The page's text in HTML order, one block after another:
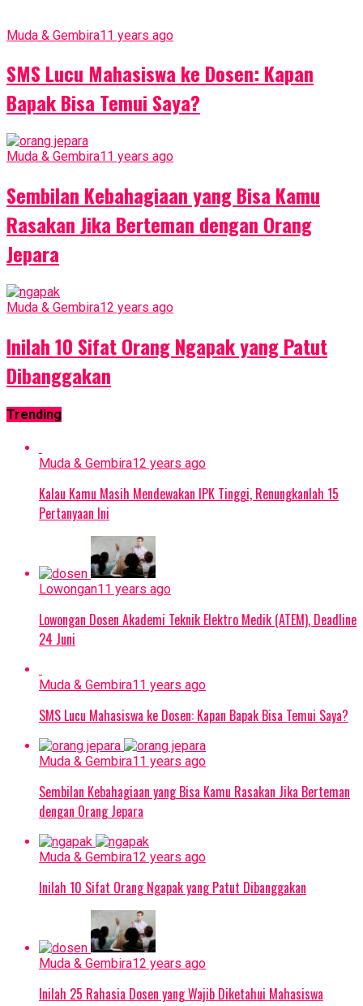
Muda & Gembira11 years ago
SMS Lucu Mahasiswa ke Dosen: Kapan
Bapak Bisa Temui Saya?
Muda & Gembira11 years ago
Sembilan Kebahagiaan yang Bisa Kamu
Rasakan Jika Berteman dengan Orang
Jepara
Muda & Gembira12 years ago
Inilah 10 Sifat Orang Ngapak yang Patut
Dibanggakan
Trending
Muda & Gembira12 years ago
Kalau Kamu Masih Mendewakan IPK Tinggi, Renungkanlah 15
Pertanyaan Ini
Lowongan11 years ago
Lowongan Dosen Akademi Teknik Elektro Medik (ATEM), Deadline
24 Juni
Muda & Gembira11 years ago
SMS Lucu Mahasiswa ke Dosen: Kapan Bapak Bisa Temui Saya?
Muda & Gembira11 years ago
Sembilan Kebahagiaan yang Bisa Kamu Rasakan Jika Berteman
dengan Orang Jepara
Muda & Gembira12 years ago
Inilah 10 Sifat Orang Ngapak yang Patut Dibanggakan
Muda & Gembira12 years ago
Inilah 25 Rahasia Dosen yang Wajib Diketahui Mahasiswa